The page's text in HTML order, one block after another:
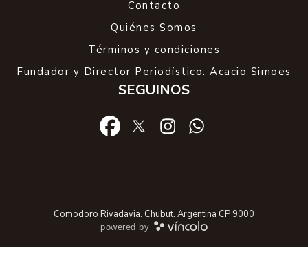
catastróficas para Argentina. Mientras tanto, la
sesión del Concejo dejó algunas bombas y las
ausencias en el aniversario de Rada Tilly dejaron
varias perlitas y también ruido político.